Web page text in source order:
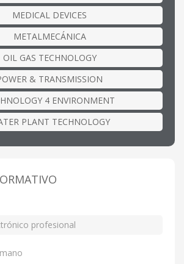
MEDICAL DEVICES
METALMECÁNICA
OIL GAS TECHNOLOGY
& TRANSMISSION
4 ENVIRONMENT
PLANT TECHNOLOGY